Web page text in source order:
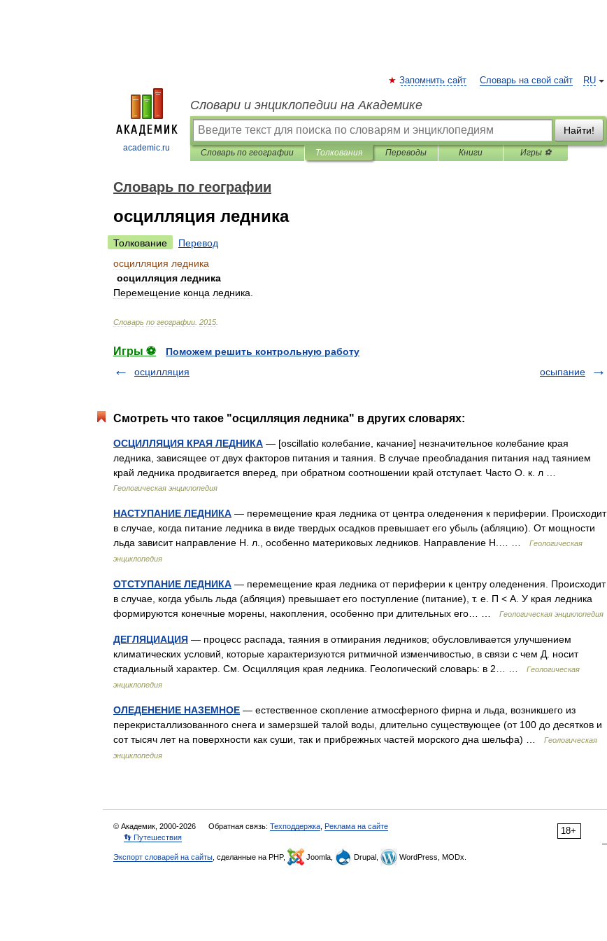
academic.ru
RU
Запомнить сайт Словарь на свой сайт
Словари и энциклопедии на Академике
Найти!
Словарь по географии Толкования Переводы Книги Игры ⚽
Словарь по географии
осцилляция ледника
Толкование
Перевод
осцилляция ледника
осцилляция ледника
Перемещение конца ледника
Словарь по географии 2015
Игры ⚽
Поможем решить контрольную работу
осцилляция
осыпание
Смотреть что такое "осцилляция ледника" в других словарях:
ОСЦИЛЛЯЦИЯ КРАЯ ЛЕДНИКА — [oscillatio колебание, качание] незначительное колебание края
ледника, зависящее от двух факторов питания и таяния. В случае преобладания питания над таянием
край ледника продвигается вперед, при обратном соотношении край отступает. Часто О. к. л …
Геологическая энциклопедия
НАСТУПАНИЕ ЛЕДНИКА — перемещение края ледника от центра оледенения к периферии. Происходит
в случае, когда питание ледника в виде твердых осадков превышает его убыль (абляцию). От мощности
льда зависит направление Н. л., особенно материковых ледников. Направление Н.… …
Геологическая
энциклопедия
ОТСТУПАНИЕ ЛЕДНИКА — перемещение края ледника от периферии к центру оледенения. Происходит
в случае, когда убыль льда (абляция) превышает его поступление (питание), т. е. П < А. У края ледника
формируются конечные морены, накопления, особенно при длительных его… …
Геологическая энциклопедия
ДЕГЛЯЦИАЦИЯ — процесс распада, таяния в отмирания ледников; обусловливается улучшением
климатических условий, которые характеризуются ритмичной изменчивостью, в связи с чем Д. носит
стадиальный характер. См. Осцилляция края ледника. Геологический словарь: в 2… …
Геологическая
энциклопедия
ОЛЕДЕНЕНИЕ НАЗЕМНОЕ — естественное скопление атмосферного фирна и льда, возникшего из
перекристаллизованного снега и замерзшей талой воды, длительно существующее (от 100 до десятков и
сот тысяч лет на поверхности как суши, так и прибрежных частей морского дна шельфа) …
Геологическая
энциклопедия
18+
© Академик, 2000-2026 Обратная связь: Техподдержка Реклама на сайте
👣 Путешествия
Экспорт словарей на сайты , сделанные на PHP, Joomla, Drupal, WordPress, MODx.